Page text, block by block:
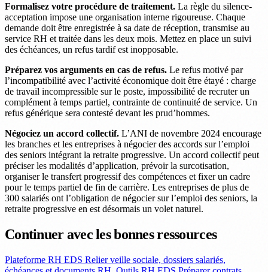
Formalisez votre procédure de traitement. La règle du silence-
acceptation impose une organisation interne rigoureuse. Chaque
demande doit être enregistrée à sa date de réception, transmise au
service RH et traitée dans les deux mois. Mettez en place un suivi
des échéances, un refus tardif est inopposable.
Préparez vos arguments en cas de refus. Le refus motivé par
l’incompatibilité avec l’activité économique doit être étayé : charge
de travail incompressible sur le poste, impossibilité de recruter un
complément à temps partiel, contrainte de continuité de service. Un
refus générique sera contesté devant les prud’hommes.
Négociez un accord collectif. L’ANI de novembre 2024 encourage
les branches et les entreprises à négocier des accords sur l’emploi
des seniors intégrant la retraite progressive. Un accord collectif peut
préciser les modalités d’application, prévoir la surcotisation,
organiser le transfert progressif des compétences et fixer un cadre
pour le temps partiel de fin de carrière. Les entreprises de plus de
300 salariés ont l’obligation de négocier sur l’emploi des seniors, la
retraite progressive en est désormais un volet naturel.
Continuer avec les bonnes ressources
Plateforme RH EDS Relier veille sociale, dossiers salariés,